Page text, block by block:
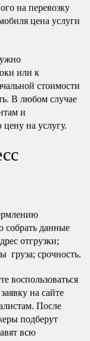
на перевозку
цена услуги
или к
стоимости
В любом случае
и
на услугу.
собрать данные
отгрузки;
груза; срочность.
воспользоваться
на сайте
После
подберут
всю